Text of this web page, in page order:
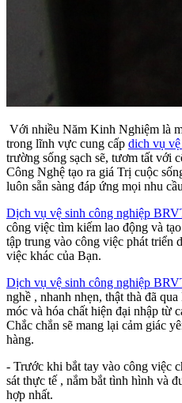
Với nhiều Năm Kinh Nghiệm là
trong lĩnh vực cung cấp dich vụ
trường sống sạch sẽ, tươm tất với
Công Nghệ tạo ra giá Trị cuộc
luôn sẵn sàng đáp ứng mọi nhu
Dịch vụ vệ sinh công nghiệp
công việc tìm kiếm lao động và
tập trung vào công việc phát triển
việc khác của Bạn.
Dịch vụ vệ sinh công nghiệp
nghề , nhanh nhẹn, thật thà đã
móc và hóa chất hiện đại nhập từ
Chắc chắn sẽ mang lại cảm giác
hàng.
- Trước khi bắt tay vào công việc
sát thực tế , nắm bắt tình hình và
hợp nhất.